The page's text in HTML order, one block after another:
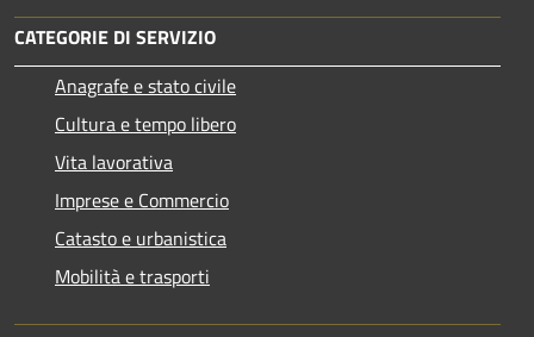
CATEGORIE DI SERVIZIO
Anagrafe e stato civile
Cultura e tempo libero
Vita lavorativa
Imprese e Commercio
Catasto e urbanistica
Mobilità e trasporti